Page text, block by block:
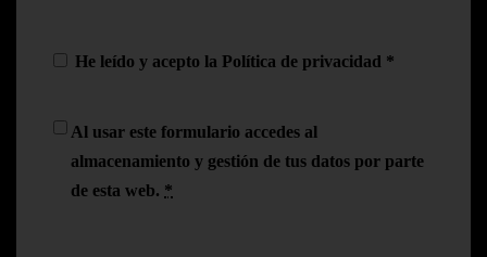
He leído y acepto la Política de privacidad *
Al usar este formulario accedes al
almacenamiento y gestión de tus datos por parte
de esta web. *